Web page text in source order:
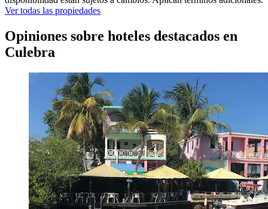
Ver todas las propiedades
Opiniones sobre hoteles destacados en
Culebra